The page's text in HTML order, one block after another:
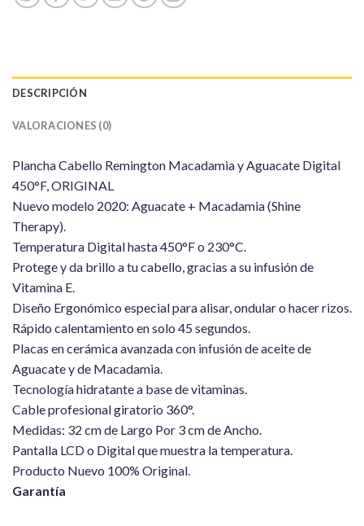
DESCRIPCIÓN
VALORACIONES (0)
Plancha Cabello Remington Macadamia y Aguacate Digital
450°F, ORIGINAL
Nuevo modelo 2020: Aguacate + Macadamia (Shine
Therapy).
Temperatura Digital hasta 450°F o 230°C.
Protege y da brillo a tu cabello, gracias a su infusión de
Vitamina E.
Diseño Ergonómico especial para alisar, ondular o hacer rizos.
Rápido calentamiento en solo 45 segundos.
Placas en cerámica avanzada con infusión de aceite de
Aguacate y de Macadamia.
Tecnología hidratante a base de vitaminas.
Cable profesional giratorio 360°.
Medidas: 32 cm de Largo Por 3 cm de Ancho.
Pantalla LCD o Digital que muestra la temperatura.
Producto Nuevo 100% Original.
Garantía